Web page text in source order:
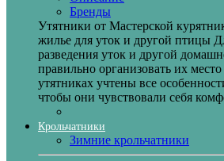
Бренды
Утятники от Мастерской
жилье для уток и другой птицы
разведения уток и другой
правильно организовать их
утятниках учтены все
чтобы они чувствовали себя
Крольчатники
Зимние крольчатники